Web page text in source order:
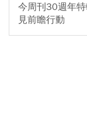
今周刊30週年
見前瞻行動